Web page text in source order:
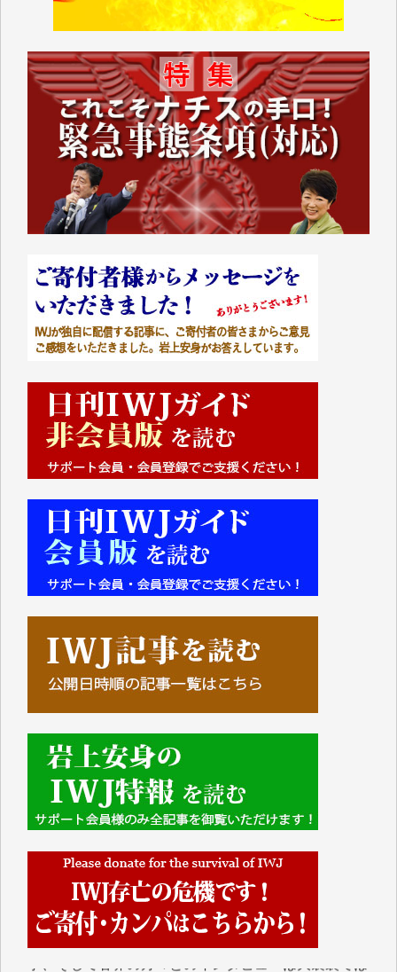
マツモト ヤスアキ 様
岩井 祐子 様
吉村 隆子 様
新城 靖 様
青木 要 様
T.Y. 様
K.O. 様
Y.N. 様
y.m. 様
J.M. 様
T.N. 様
Y.T. 様
T.K. 様
ASAKO TAKAESU 様
平野智生 様
山本賢二 様
吉住俊昭 様
徳山匡 様
金 盛起 様
松本益美 様
井出 隆太 様
及川昭男 様
岩井祐子 様
藤田英之 様
藤岡比左志 様
小池説夫 様
アオキカナメ 様
諸般の事情によりIWJ会費払えず今は非会員です。市
民側に立つ講演会にIWJのカメラマンをよく拝見して
おります。コンテンツが失われるのはあまりにもった
いない。少しでもお役立てください。（H.O.様）
今日、僅かですがカンパしました。（T.M.様）
今日、僅かですがカンパしました。IWJの危機を乗り
切るには到底及ばない額ですが病気の妻を抱えている
私にとっては精一杯のカンパです。
かねてよりIWJが発してきた膨大な取材記事や解説記
事、そして各界の方々とのインタビューは大袈裟では